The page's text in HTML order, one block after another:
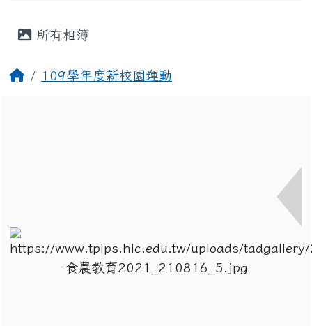
所有相簿
回首頁109學年度新校園運動